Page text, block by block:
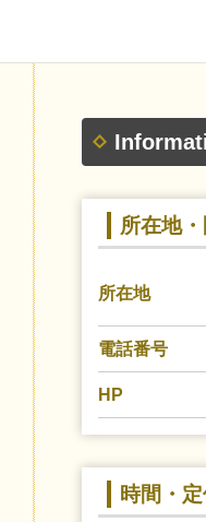
所在地
所在地
電話番号
HP
時間・